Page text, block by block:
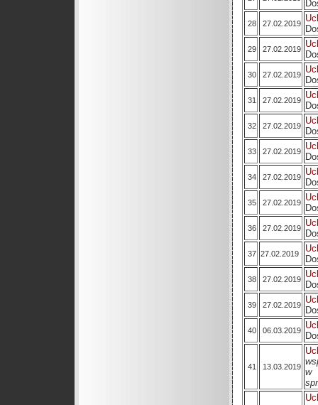
28 27.02.2019
29 27.02.2019
30 27.02.2019
31 27.02.2019
32 27.02.2019
33 27.02.2019
34 27.02.2019
35 27.02.2019
36 27.02.2019
37 27.02.2019
38 27.02.2019
39 27.02.2019
40 06.03.2019
41 13.03.2019 w